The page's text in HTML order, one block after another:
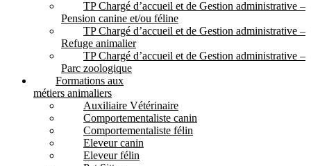
TP Chargé d’accueil et de Gestion administrative –
Pension canine et/ou féline
TP Chargé d’accueil et de Gestion administrative –
Refuge animalier
TP Chargé d’accueil et de Gestion administrative –
Parc zoologique
Formations aux
métiers animaliers
Auxiliaire Vétérinaire
Comportementaliste canin
Comportementaliste félin
Eleveur canin
Eleveur félin